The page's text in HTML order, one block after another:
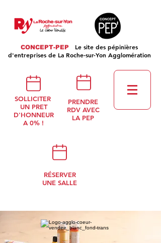
CONCEPT-PEP
Le site des pépinières
d'entreprises de La Roche-sur-Yon Agglomération
SOLLICITER
UN PRET
D'HONNEUR
A 0% !
PRENDRE
RDV AVEC
LA PEP
RÉSERVER
UNE SALLE